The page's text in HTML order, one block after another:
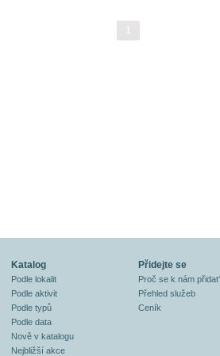
1
Katalog
Podle lokalit
Podle aktivit
Podle typů
Podle data
Nově v katalogu
Nejbližší akce
Přidejte se
Proč se k nám
Přehled služeb
Ceník